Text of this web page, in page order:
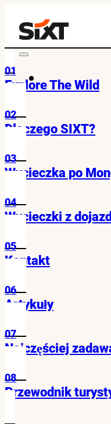
01
Explore The Wild
02
Dlaczego SIXT?
03
Wycieczka po
04
Wycieczki z
05
Kontakt
06
Artykuły
07
Najczęściej
08
Przewodnik